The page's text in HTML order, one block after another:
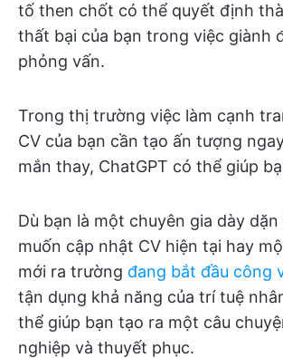
tố then chốt có thể quyết định
thất bại của bạn trong việc giành
phỏng vấn.
Trong thị trường việc làm cạnh
CV của bạn cần tạo ấn tượng
mắn thay, ChatGPT có thể giúp
Dù bạn là một chuyên gia dày
muốn cập nhật CV hiện tại hay
mới ra trường đang bắt đầu công
tận dụng khả năng của trí tuệ
thể giúp bạn tạo ra một câu
nghiệp và thuyết phục.